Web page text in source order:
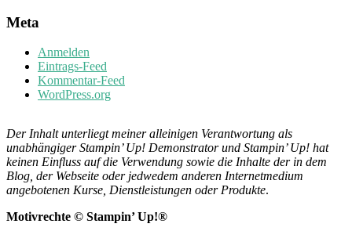
Meta
Anmelden
Eintrags-Feed
Kommentar-Feed
WordPress.org
Der Inhalt unterliegt meiner alleinigen Verantwortung als
unabhängiger Stampin’ Up! Demonstrator und Stampin’ Up! hat
keinen Einfluss auf die Verwendung sowie die Inhalte der in dem
Blog, der Webseite oder jedwedem anderen Internetmedium
angebotenen Kurse, Dienstleistungen oder Produkte.
Motivrechte © Stampin’ Up!®